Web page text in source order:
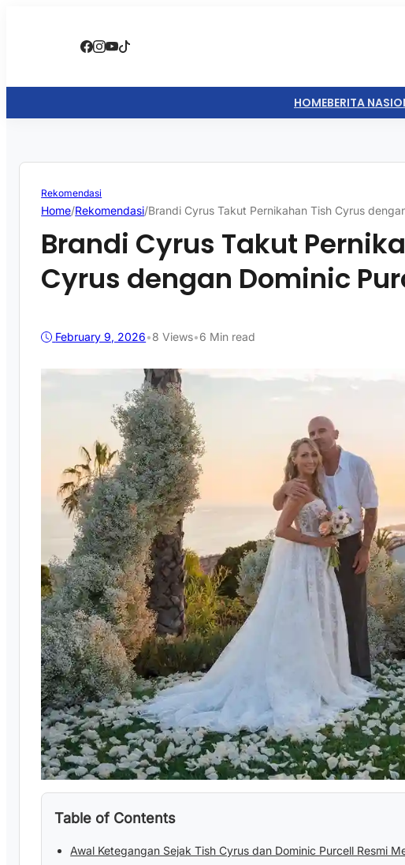
HOMEBERITA
Rekomendasi
Home/Rekomendasi/Brandi Cyrus Takut Pernikahan Tish Cyrus
Brandi Cyrus Takut
Cyrus dengan Dominic
February 9, 2026•8 Views•6 Min read
Table of Contents
Awal Ketegangan Sejak Tish Cyrus dan Dominic Purcell Resmi